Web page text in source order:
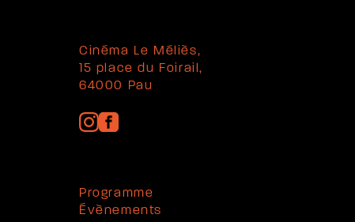
Cinéma Le Méliès,
15 place du Foirail,
64000 Pau
Programme
Évènements